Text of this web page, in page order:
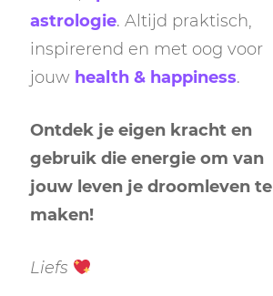
astrologie. Altijd praktisch,
inspirerend en met oog voor
jouw health & happiness.
Ontdek je eigen kracht en
gebruik die energie om van
jouw leven je droomleven te
maken!
Liefs